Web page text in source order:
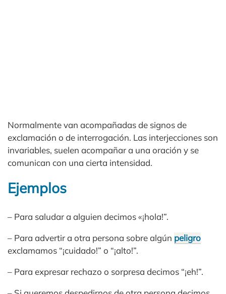
Normalmente van acompañadas de signos de
exclamación o de interrogación. Las interjecciones son
invariables, suelen acompañar a una oración y se
comunican con una cierta intensidad.
Ejemplos
– Para saludar a alguien decimos «¡hola!”.
– Para advertir a otra persona sobre algún peligro
exclamamos “¡cuidado!” o “¡alto!”.
– Para expresar rechazo o sorpresa decimos “¡eh!”.